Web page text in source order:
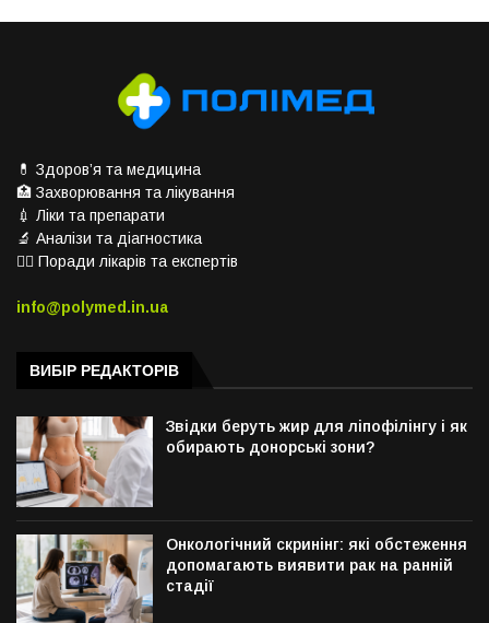
💊 Здоров’я та медицина
🏥 Захворювання та лікування
💉 Ліки та препарати
🔬 Аналізи та діагностика
👨‍⚕️ Поради лікарів та експертів
info@polymed.in.ua
ВИБІР РЕДАКТОРІВ
Звідки беруть жир для ліпофілінгу і як
обирають донорські зони?
Онкологічний скринінг: які обстеження
допомагають виявити рак на ранній
стадії